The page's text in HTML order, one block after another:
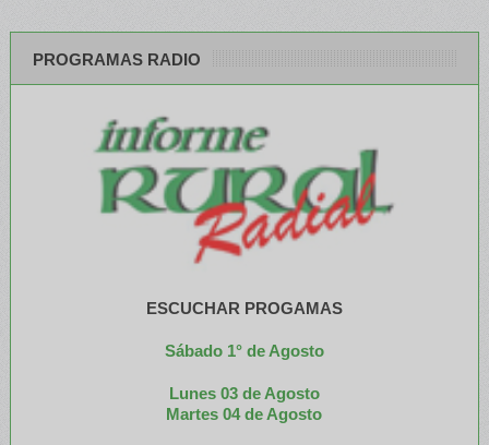
PROGRAMAS RADIO
ESCUCHAR PROGAMAS
Sábado 1° de Agosto
Lunes 03 de Agosto
Martes 04 de Agosto